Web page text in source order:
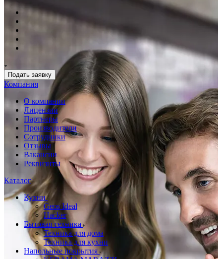
Подать заявку
Компания
О компании
Лицензии
Партнеры
Производители
Сотрудники
Отзывы
Вакансии
Реквизиты
Каталог
Кухни
Geos Ideal
Hacker
Бытовая техника
Техника для дома
Техника для кухни
Напольные покрытия